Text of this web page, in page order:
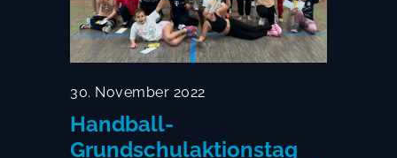
30. November 2022
Handball-
Grundschulaktionstag